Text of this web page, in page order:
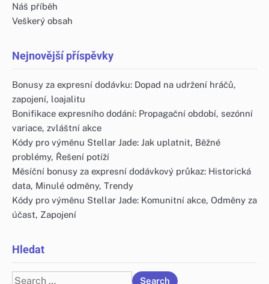
Náš příběh
Veškerý obsah
Nejnovější příspěvky
Bonusy za expresní dodávku: Dopad na udržení hráčů,
zapojení, loajalitu
Bonifikace expresního dodání: Propagační období, sezónní
variace, zvláštní akce
Kódy pro výměnu Stellar Jade: Jak uplatnit, Běžné
problémy, Řešení potíží
Měsíční bonusy za expresní dodávkový průkaz: Historická
data, Minulé odměny, Trendy
Kódy pro výměnu Stellar Jade: Komunitní akce, Odměny za
účast, Zapojení
Hledat
Search